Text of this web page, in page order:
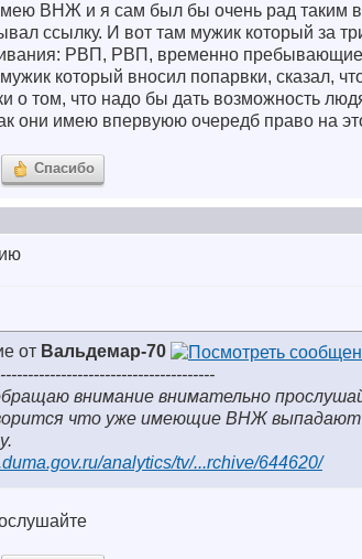
ВНЖ и я сам был бы очень рад таким
ссылку. И вот там мужик который за
РВП, РВП, временно пребывающие,
который вносил попарвки, сказал,
о том, что надо бы дать возможность
они имею впервуюю очередб право на
Спасибо
от Вальдемар-70
внимание внимательно
что уже имеющие ВНЖ выпадают
analytics/tv/...rchive/644620/